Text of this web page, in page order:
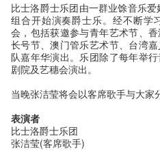
比士洛爵士乐团由一群业馀音乐
组合开始演奏爵士乐。经不断学
会，包括获邀参与青年艺术节、
长号节、澳门管乐艺术节、台湾
队嘉年华演出。乐团除了每年举
剧院及艺穗会演出。
当晚张洁莹将会以客席歌手与大家
表演者
比士洛爵士乐团
张洁莹(客席歌手)